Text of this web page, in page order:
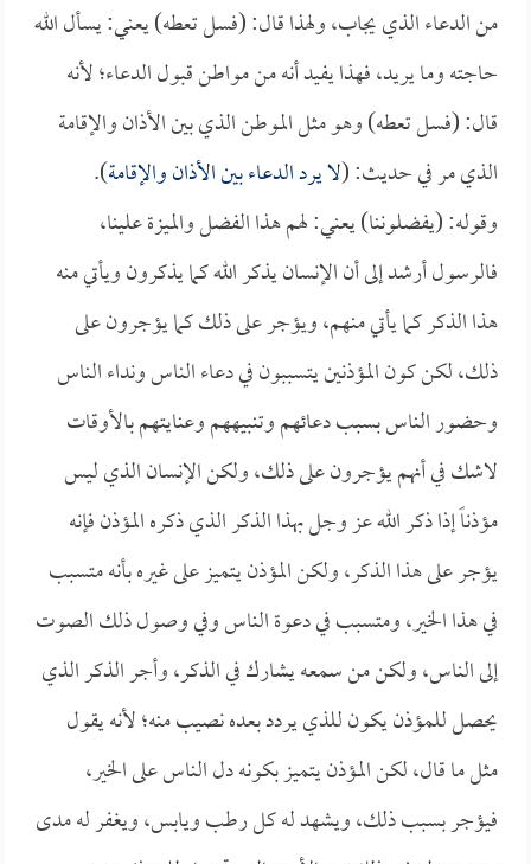
من الدعاء الذي يجاب، ولهذا قال: (فسل تعطه) يعني: يسأل الله
حاجته وما يريد، فهذا يفيد أنه من مواطن قبول الدعاء؛ لأنه
قال: (فسل تعطه) وهو مثل الموطن الذي بين الأذان والإقامة
الذي مر في حديث: (لا يرد الدعاء بين الأذان والإقامة).
وقوله: (يفضلوننا) يعني: لهم هذا الفضل والميزة علينا،
فالرسول أرشد إلى أن الإنسان يذكر الله كما يذكرون ويأتي منه
هذا الذكر كما يأتي منهم، ويؤجر على ذلك كما يؤجرون على
ذلك، لكن كون المؤذنين يتسببون في دعاء الناس ونداء الناس
وحضور الناس بسبب دعائهم وتنبيههم وعنايتهم بالأوقات
لاشك في أنهم يؤجرون على ذلك، ولكن الإنسان الذي ليس
مؤذناً إذا ذكر الله عز وجل بهذا الذكر الذي ذكره المؤذن فإنه
يؤجر على هذا الذكر، ولكن المؤذن يتميز على غيره بأنه متسبب
في هذا الخير، ومتسبب في دعوة الناس وفي وصول ذلك الصوت
إلى الناس، ولكن من سمعه يشارك في الذكر، وأجر الذكر الذي
يحصل للمؤذن يكون للذي يردد بعده نصيب منه؛ لأنه يقول
مثل ما قال، لكن المؤذن يتميز بكونه دل الناس على الخير،
فيؤجر بسبب ذلك، ويشهد له كل رطب ويابس، ويغفر له مدى